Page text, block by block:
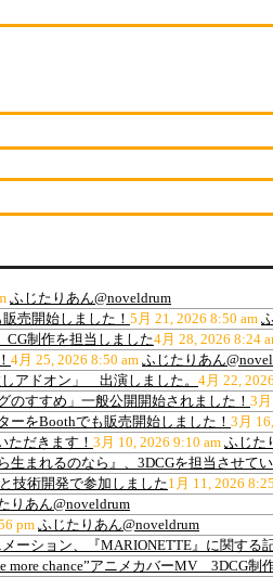
ふじたりあん@noveldrum
売開始しました！ 5月 21, 2026 8:50 am
CG制作を担当しました4月 28, 2026 8:24
4月 25, 2026 8:50 am ふじたりあん
アドオン」 出演しました。 4月 22,
のすすめ」一般公開開始されました！ 3
ーをBoothでも販売開始しました！ 3月
ただきます！ 3月 10, 2026 9:10 am ふじた
生まれるのなら』、3DCGを担当させて
技術開発で参加しました1月 11, 2026
りあん@noveldrum
pm ふじたりあん@noveldrum
ーション、『MARIONETTE』に関する
more chance”アニメカバーMV 3DCG制